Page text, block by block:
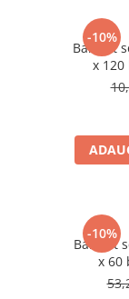
-10%
BabyFit
x 120
-10%
BabyFit
x 60